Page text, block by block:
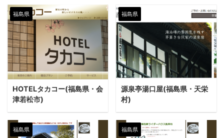
福島県
HOTELタカコー(福島県・会
津若松市)
福島県
源泉亭湯口屋(福島県・天栄
村)
福島県 福島県